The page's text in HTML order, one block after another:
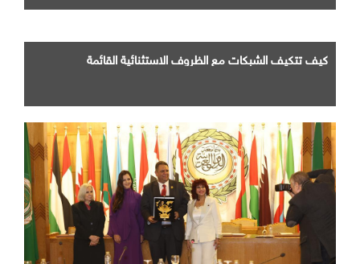
كيف تتكيف الشبكات مع الظروف الاستثنائية القائمة